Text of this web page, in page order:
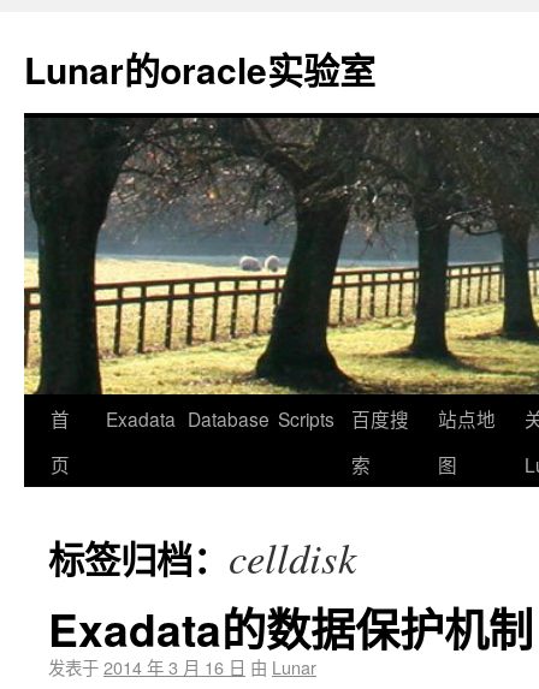
Lunar的oracle实验室
首
页
Exadata Database Scripts
百度搜
索
站点地
图
标签归档： celldisk
Exadata的数据保护机
发表于2014 年 3 月 16 日 由 Lunar